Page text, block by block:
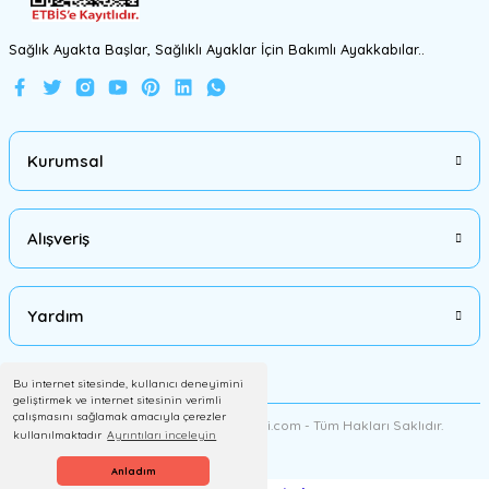
Bu internet sitesinde, kullanıcı deneyimini
geliştirmek ve internet sitesinin verimli
çalışmasını sağlamak amacıyla çerezler
kullanılmaktadır Ayrıntıları inceleyin
Anladım
Sağlık Ayakta Başlar, Sağlıklı Ayaklar İçin Bakımlı Ayakkabılar..
Kurumsal
Alışveriş
Yardım
2012 Copyright AyakkabiMalzemesi.com - Tüm Hakları Saklıdır.